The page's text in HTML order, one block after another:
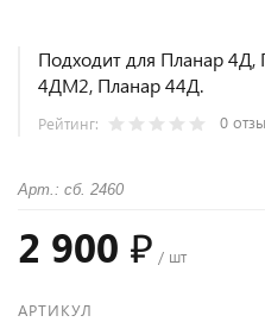
Подходит для Планар
4ДМ2, Планар 44Д.
Рейтинг: 0
Арт.: сб. 2460
2 900 ₽ / шт
АРТИКУЛ